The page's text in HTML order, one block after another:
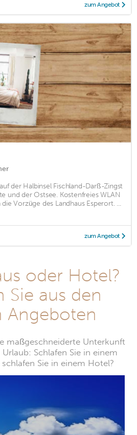
zum Angebot
der Halbinsel Fischland-Darß-Zingst
und der Ostsee. Kostenfreies WLAN
Vorzüge des Landhaus Esperort. ...
zum Angebot
oder Hotel?
Sie aus den
Angeboten
maßgeschneiderte Unterkunft
Schlafen Sie in einem
Sie in einem Hotel?